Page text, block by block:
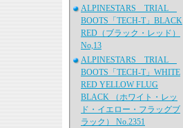
ALPINESTARS TRIAL
BOOTS「TECH-T」BLACK
RED（ブラック・レッド）
No,13
ALPINESTARS TRIAL
BOOTS「TECH-T」WHITE
RED YELLOW FLUG
BLACK （ホワイト・レッ
ド・イエロー・フラッグブ
ラック） No.2351